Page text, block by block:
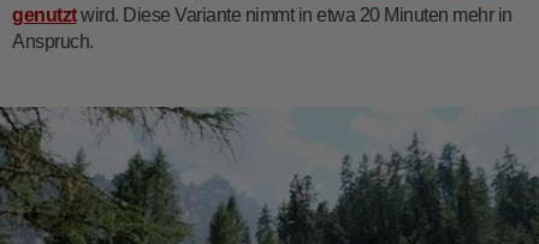
genutztwird. Diese Variante nimmt in etwa 20 Minuten mehr in
Anspruch.